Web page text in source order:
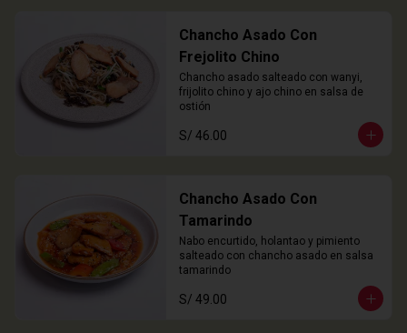
Chancho Asado Con
Frejolito Chino
Chancho asado salteado con wanyi,
frijolito chino y ajo chino en salsa de
ostión
S/ 46.00
Chancho Asado Con
Tamarindo
Nabo encurtido, holantao y pimiento
salteado con chancho asado en salsa
tamarindo
S/ 49.00